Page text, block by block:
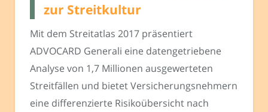
zur Streitkultur
Mit dem Streitatlas 2017 präsentiert
ADVOCARD Generali eine datengetriebene
Analyse von 1,7 Millionen ausgewerteten
Streitfällen und bietet Versicherungsnehmern
eine differenzierte Risikoübersicht nach